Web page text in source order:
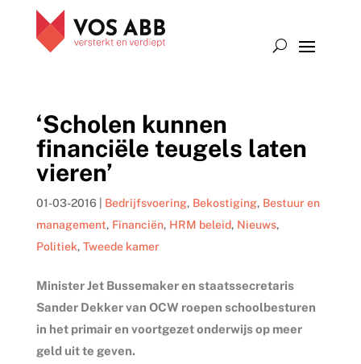
‘Scholen kunnen
financiële teugels laten
vieren’
01-03-2016| Bedrijfsvoering, Bekostiging, Bestuur en
management, Financiën, HRM beleid, Nieuws,
Politiek, Tweede kamer
Minister Jet Bussemaker en staatssecretaris
Sander Dekker van OCW roepen schoolbesturen
in het primair en voortgezet onderwijs op meer
geld uit te geven.